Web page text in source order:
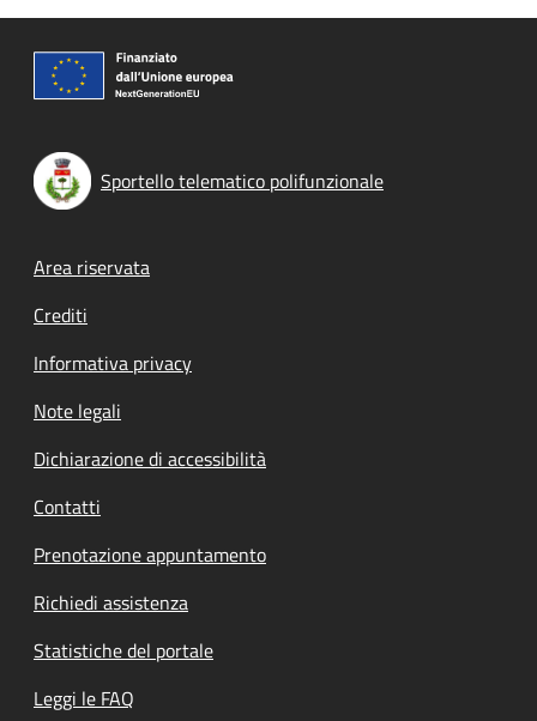
Sportello telematico polifunzionale
Footer menu
Area riservata
Crediti
Informativa privacy
Note legali
Dichiarazione di accessibilità
Contatti
Prenotazione appuntamento
Richiedi assistenza
Statistiche del portale
Leggi le FAQ